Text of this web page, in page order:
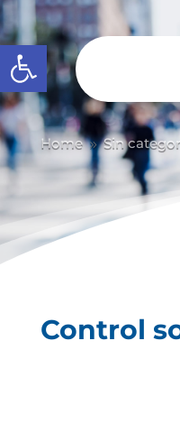
Abrir barra de
Home 9 Sin
Control